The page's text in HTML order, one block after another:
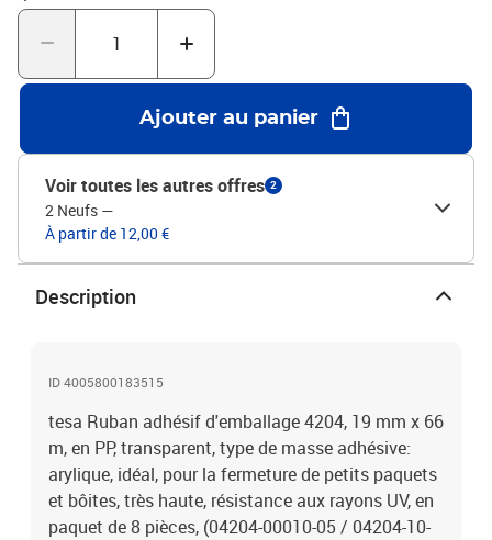
Ajouter au panier
Voir toutes les autres offres 2
2 Neufs —
À partir de 12,00 €
Description
ID 4005800183515
tesa Ruban adhésif d'emballage 4204, 19 mm x 66
m, en PP, transparent, type de masse adhésive:
arylique, idéal, pour la fermeture de petits paquets
et bôites, très haute, résistance aux rayons UV, en
paquet de 8 pièces, (04204-00010-05 / 04204-10-